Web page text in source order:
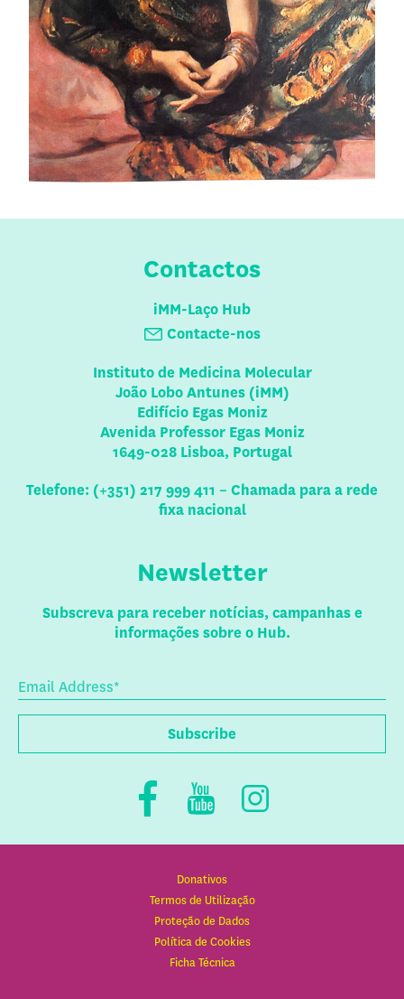
Contactos
iMM-Laço Hub
Contacte-nos
Instituto de Medicina Molecular
João Lobo Antunes (iMM)
Edifício Egas Moniz
Avenida Professor Egas Moniz
1649-028 Lisboa, Portugal
Telefone: (+351) 217 999 411 – Chamada para a rede
fixa nacional
Newsletter
Subscreva para receber notícias, campanhas e
informações sobre o Hub.
Donativos
Termos de Utilização
Proteção de Dados
Política de Cookies
Ficha Técnica